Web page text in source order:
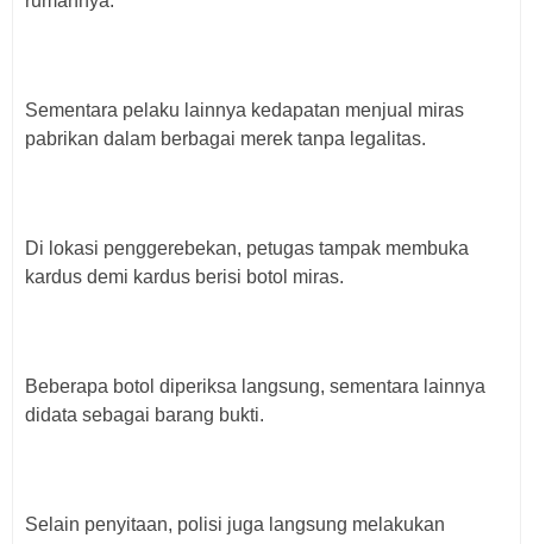
Sementara pelaku lainnya kedapatan menjual miras
pabrikan dalam berbagai merek tanpa legalitas.
Di lokasi penggerebekan, petugas tampak membuka
kardus demi kardus berisi botol miras.
Beberapa botol diperiksa langsung, sementara lainnya
didata sebagai barang bukti.
Selain penyitaan, polisi juga langsung melakukan